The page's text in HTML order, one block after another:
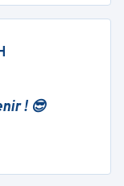
! 😎